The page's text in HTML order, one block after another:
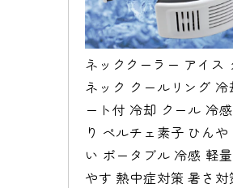
ネッククーラー アイス
ネック クールリング 冷
ート付 冷却 クール 冷
り ペルチェ素子 ひんや
い ポータブル 冷感 軽
やす 熱中症対策 暑さ対